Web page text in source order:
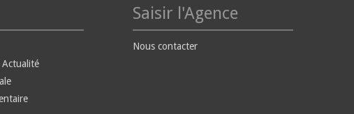
Actualité
Saisir l'Agence
Nous contacter